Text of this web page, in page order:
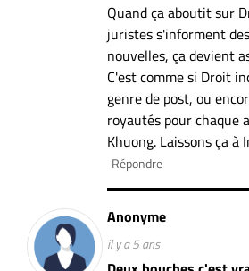
Quand ça aboutit sur
juristes s'informent
nouvelles, ça devient
C'est comme si Droit
genre de post, ou
royautés pour chaque
Khuong. Laissons ça à
Répondre
Anonyme
il y a 5 ans